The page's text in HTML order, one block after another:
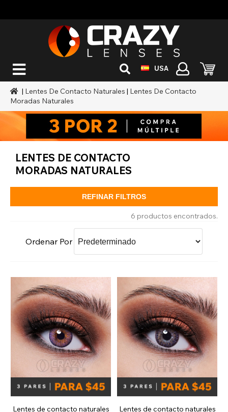
USA
| Lentes De Contacto Naturales | Lentes De Contacto
Moradas Naturales
LENTES DE CONTACTO
MORADAS NATURALES
REFINAR FILTROS
6 productos encontrados.
Ordenar Por
Lentes de contacto naturales
Lentes de contacto naturales